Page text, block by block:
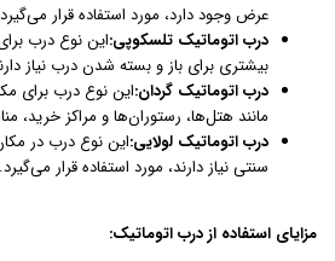
عرض وجود دارد، مورد استفاده قرار
درب اتوماتیک تلسکوپی:این نوع درب
بیشتری برای باز و بسته شدن درب نیاز
درب اتوماتیک گردان:این نوع درب برای
مانند هتل‌ها، رستوران‌ها و مراکز خرید،
درب اتوماتیک لولایی:این نوع درب در
سنتی نیاز دارند، مورد استفاده قرار می‌گیرد.
مزایای استفاده از درب اتوماتیک: